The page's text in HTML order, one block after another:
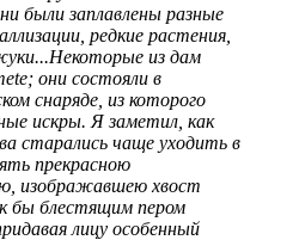
были заплавлены разные
редкие растения,
из дам
они состояли в
снаряде, из которого
искры. Я заметил, как
старались чаще уходить в
прекрасною
изображавшею хвост
бы блестящим пером
лицу особенный